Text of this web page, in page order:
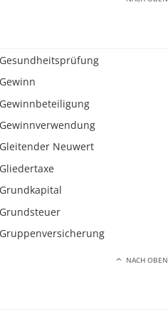
Gesundheitsprüfung
Gewinn
Gewinnbeteiligung
Gewinnverwendung
Gleitender Neuwert
Gliedertaxe
Grundkapital
Grundsteuer
Gruppenversicherung
NACH OBEN